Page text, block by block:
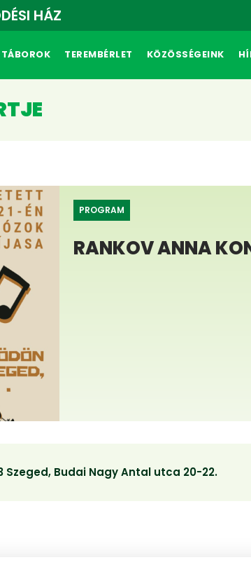
HÁZ
TÁBOROK TEREMBÉRLET KÖZÖSSÉGEINK
PROGRAM
RANKOV ANNA
Szeged, Budai Nagy Antal utca 20-22.